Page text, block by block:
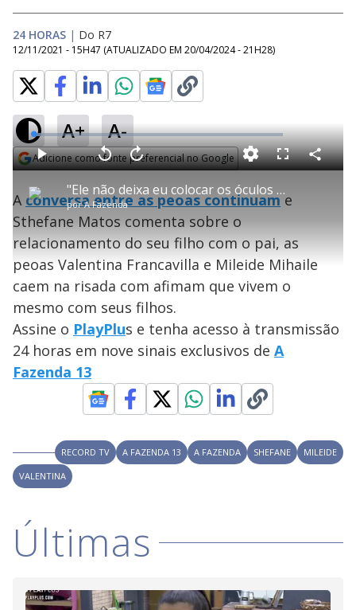
24 HORAS | Do R7
12/11/2021 - 15H47 (ATUALIZADO EM 20/04/2024 - 21H28)
A+ A-
Adicione como fonte preferencial no Google
P
l
a
y
V
i
d
e
o
"Ele não deixa eu colocar os óculos nem o chapéu", comenta Sthefane sobre seu filho - A Fazenda 13
porA Fazenda
P V
l
t
a
r
0
e
g
n
d
o
s
A
a
n
a
1
s
e
u
n
o
M
u
d
L
o
a
d
e
:
3
.
1
5
%
F
l
s
c
n
C
o
A conversa entre as peoas continuame
Sthefane Matos comenta sobre o
relacionamento do seu filho com o pai, as
peoas Valentina Francavilla e Mileide Mihaile
caem na risada com afimam que vivem o
mesmo com seus filhos.
Assine o PlayPlus e tenha acesso à transmissão
24 horas em nove sinais exclusivos de A
Fazenda 13
RECORD TV A FAZENDA 13 A FAZENDA SHEFANE
MILEIDE
VALENTINA
Últimas